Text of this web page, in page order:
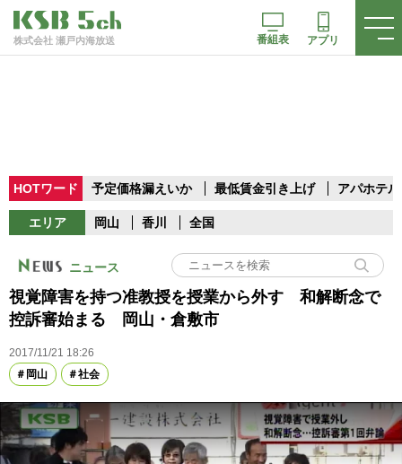
株式会社 瀬戸内海放送 番組表 アプリ
HOTワード 予定価格漏えいか 最低賃金引き上げ アパホテル
エリア 岡山 香川 全国
ニュース
視覚障害を持つ准教授を授業から外す 和解断念で
控訴審始まる 岡山・倉敷市
2017/11/21 18:26
岡山
社会